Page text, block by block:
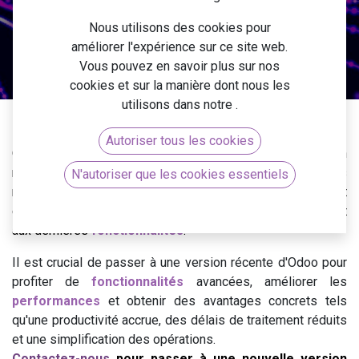
Un projet ? Contactez-nous !
Odoo propose desmises à jour régulières
et une version
majeure chaque année. La migration vers une version plus
récente permet d'améliorer laproductivitéet le confort
d'utilisation grâce aux améliorations de
et
aux dernièresfonctionnalités.
Il est crucial de passer à une version récente d'Odoo pour
profiter defonctionnalités avancées, améliorer les
performances et obtenir des avantages concrets tels
qu'une productivité accrue, des délais de traitement réduits
et une simplification des opérations.
Nous utilisons des cookies pour
améliorer l'expérience sur ce site web.
Vous pouvez en savoir plus sur nos
cookies et sur la manière dont nous les
utilisons dans notre .
Autoriser tous les cookies
N'autoriser que les cookies essentiels